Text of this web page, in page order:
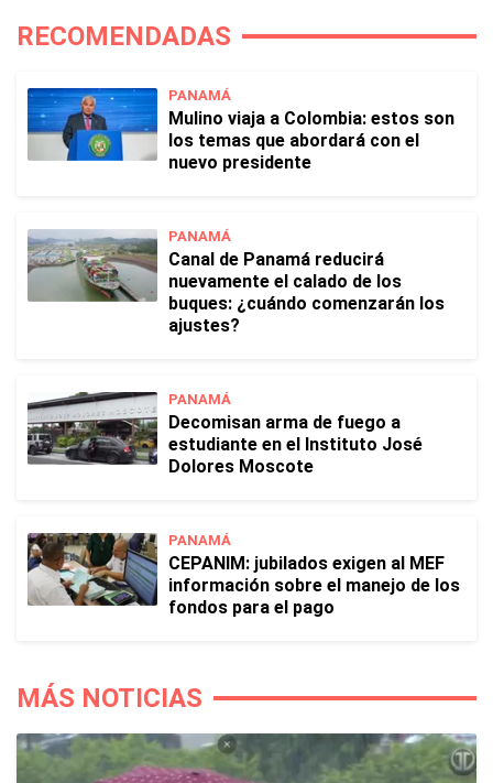
RECOMENDADAS
PANAMÁ
Mulino viaja a Colombia: estos son
los temas que abordará con el
nuevo presidente
PANAMÁ
Canal de Panamá reducirá
nuevamente el calado de los
buques: ¿cuándo comenzarán los
ajustes?
PANAMÁ
Decomisan arma de fuego a
estudiante en el Instituto José
Dolores Moscote
PANAMÁ
CEPANIM: jubilados exigen al MEF
información sobre el manejo de los
fondos para el pago
MÁS NOTICIAS